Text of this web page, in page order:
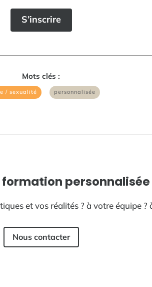
S’inscrire
Mots clés :
/ sexualité personnalisée
formation personnalisée
et vos réalités ? à votre équipe
Nous contacter